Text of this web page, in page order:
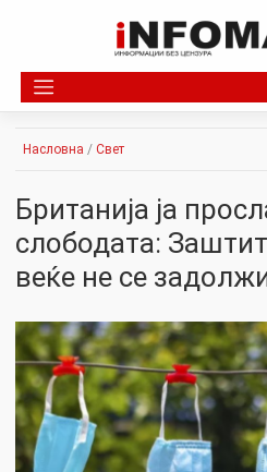
Насловна / Свет
Британија ја
слободата:
веќе не се